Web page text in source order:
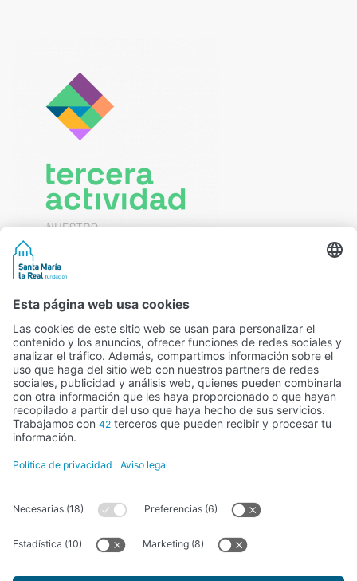
Ponte en contacto
Palencia: 979 12 60 61
León: 987 26 90 21
terceraactividad@santamarialareal.org
Peña Aguilón, 1 · 34800 Aguilar de
Olaja, 24 · 24227 Valdelafuente (León)